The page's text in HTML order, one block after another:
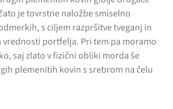
je tovrstne naložbe smiselno
s ciljem razpršitve tveganj in
portfelja. Pri tem pa moramo
saj zlato v fizični obliki morda še
plemenitih kovin s srebrom na čelu